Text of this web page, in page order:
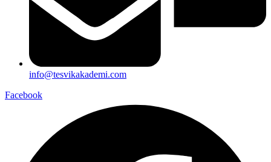
info@tesvikakademi.com
Facebook